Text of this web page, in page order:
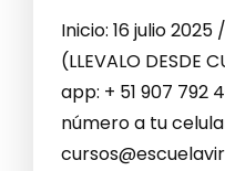
Inicio: 16 julio
(LLEVALO DESDE
app: + 51 907 792
número a tu